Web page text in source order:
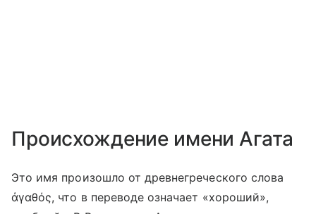
Происхождение имени Агата
Это имя произошло от древнегреческого слова
ἀγαθός, что в переводе означает «хороший»,